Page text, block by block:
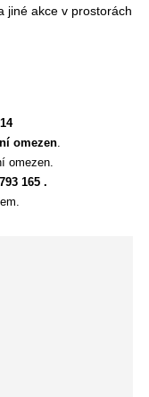
jiné akce v prostorách
omezen.
omezen.
165 .